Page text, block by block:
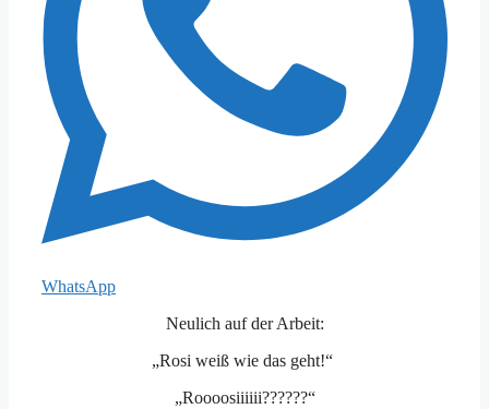
WhatsApp
Neulich auf der Arbeit:
„Rosi weiß wie das geht!“
„Roooosiiiiii??????“